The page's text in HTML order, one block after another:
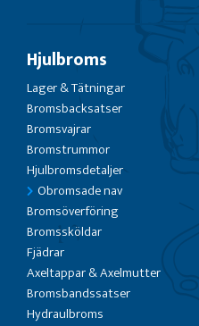
Hjulbroms
Lager & Tätningar
Bromsbacksatser
Bromsvajrar
Bromstrummor
Hjulbromsdetaljer
Obromsade nav
Bromsöverföring
Bromssköldar
Fjädrar
Axeltappar & Axelmutter
Bromsbandssatser
Hydraulbroms